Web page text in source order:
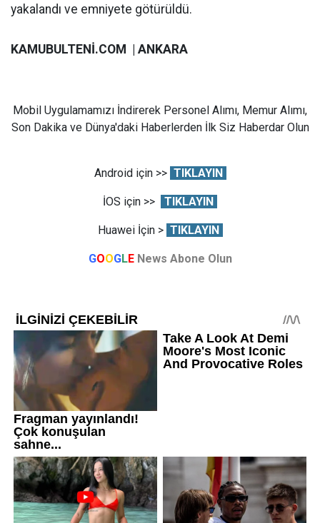
yakalandı ve emniyete götürüldü.
KAMUBULTENİ.COM | ANKARA
Mobil Uygulamamızı İndirerek Personel Alımı, Memur Alımı,
Son Dakika ve Dünya'daki Haberlerden İlk Siz Haberdar Olun
Android için >> TIKLAYIN
İOS için >> TIKLAYIN
Huawei İçin > TIKLAYIN
GOOGLE News Abone Olun